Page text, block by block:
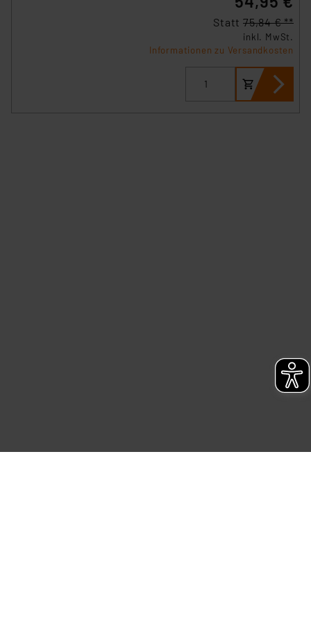
Datenschutz nach EU-Standards eingestuft wird. So
besteht etwa das Risiko, dass US-Behörden
Überwachungsprogrammen verarbeiten, ohne dass
hiergegen Klagemöglichkeiten für Europäer bestehen.
Unsere Kooperation mit diesen Dienstleistern stützt
Statt 75,84 € **
inkl. MwSt.
Informationen zu Versandkosten